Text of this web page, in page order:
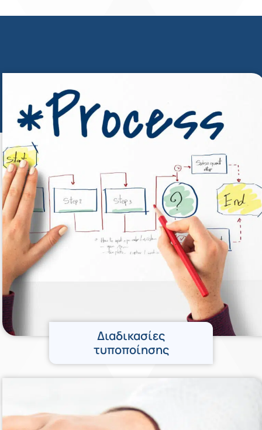
Διαδικασίες
τυποποίησης